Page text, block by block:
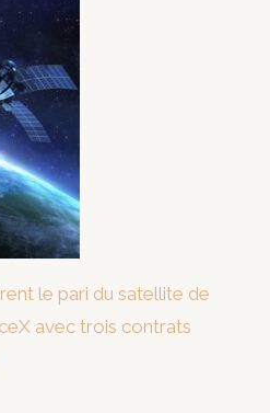
le pari du satellite de
avec trois contrats